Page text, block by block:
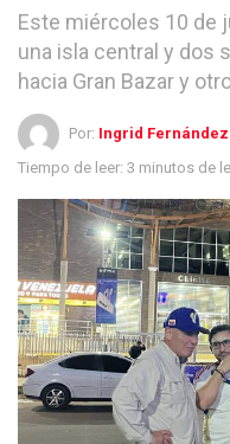
Este miércoles 10 de
una isla central y dos
hacia Gran Bazar y
Por: Ingrid
Tiempo de leer: 3 minutos de